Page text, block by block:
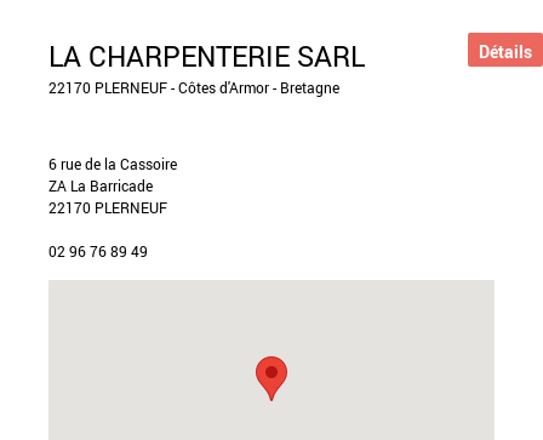
LA CHARPENTERIE SARL
22170 PLERNEUF - Côtes d'Armor - Bretagne
6 rue de la Cassoire
ZA La Barricade
22170 PLERNEUF
02 96 76 89 49
Détails